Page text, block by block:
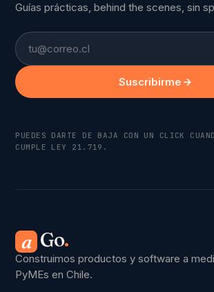
Guías prácticas, behind the scenes, sin
Email
Suscribirme
PUEDES DARTE DE BAJA CON UN CLICK
CUMPLE LEY 21.719.
a Go.
Construimos productos y software a
PyMEs en Chile.